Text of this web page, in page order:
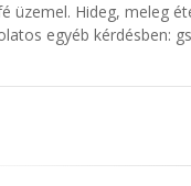
üzemel. Hideg, meleg
egyéb kérdésben: